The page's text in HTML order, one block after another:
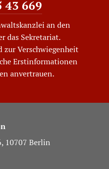
43 669
an den
das Sekretariat.
zur Verschwiegenheit
Erstinformationen
anvertrauen.
10707 Berlin